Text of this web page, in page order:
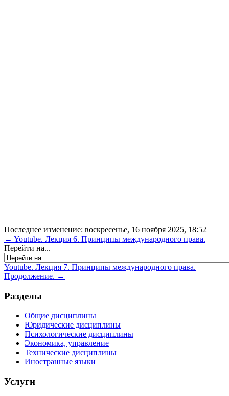
Последнее изменение: воскресенье, 16 ноября 2025, 18:52
← Youtube. Лекция 6. Принципы международного права.
Перейти на...
Youtube. Лекция 7. Принципы международного права.
Продолжение. →
Разделы
Общие дисциплины
Юридические дисциплины
Психологические дисциплины
Экономика, управление
Технические дисциплины
Иностранные языки
Услуги